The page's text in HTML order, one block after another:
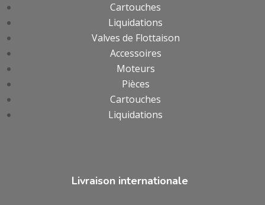
Cartouches
Liquidations
Valves de Flottaison
Accessoires
Moteurs
Pièces
Cartouches
Liquidations
Livraison internationale